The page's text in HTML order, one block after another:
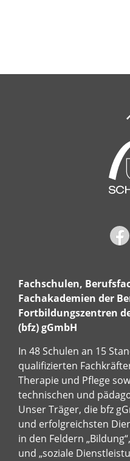
Fachschulen,
Fachakademien der
Fortbildungszentren
(bfz) gGmbH
In 48 Schulen an 15
qualifizierten
Therapie und Pflege
technischen und
Unser Träger, die bfz
und erfolgreichsten
in den Feldern
und „soziale